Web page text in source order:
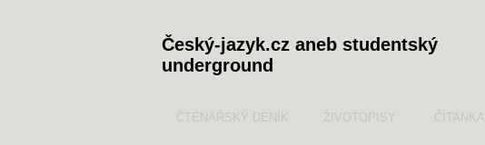
Český-jazyk.cz aneb studentský
underground
ČTENÁŘSKÝ DENÍK ŽIVOTOPISY ČÍTANKA